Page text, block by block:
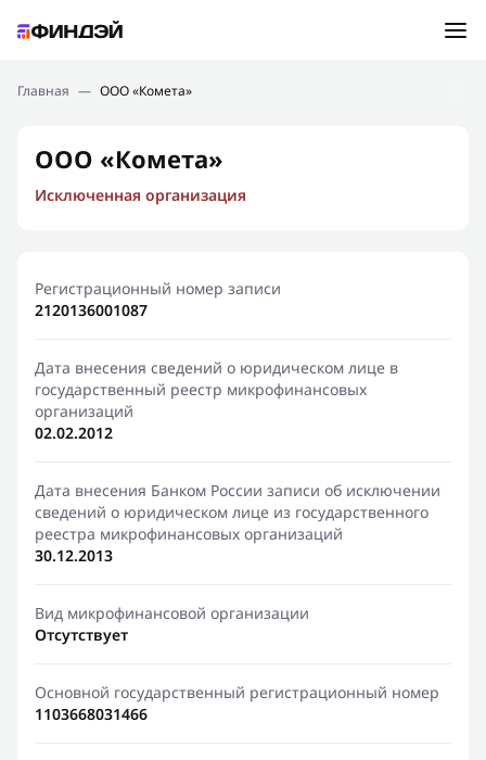
Подбор займа
Новости
Финансовое просвещение
Главная — ООО «Комета»
ООО «Комета»
Исключенная организация
Регистрационный номер записи
2120136001087
Дата внесения сведений о юридическом лице в
государственный реестр микрофинансовых
организаций
02.02.2012
Дата внесения Банком России записи об исключении
сведений о юридическом лице из государственного
реестра микрофинансовых организаций
30.12.2013
Вид микрофинансовой организации
Отсутствует
Основной государственный регистрационный номер
1103668031466
Ошибка:Контактная форма не найдена.
Спасибо, что написали нам
Мы свяжемся с Вами в ближайшее время и сообщим
результат
Отправить новый запрос